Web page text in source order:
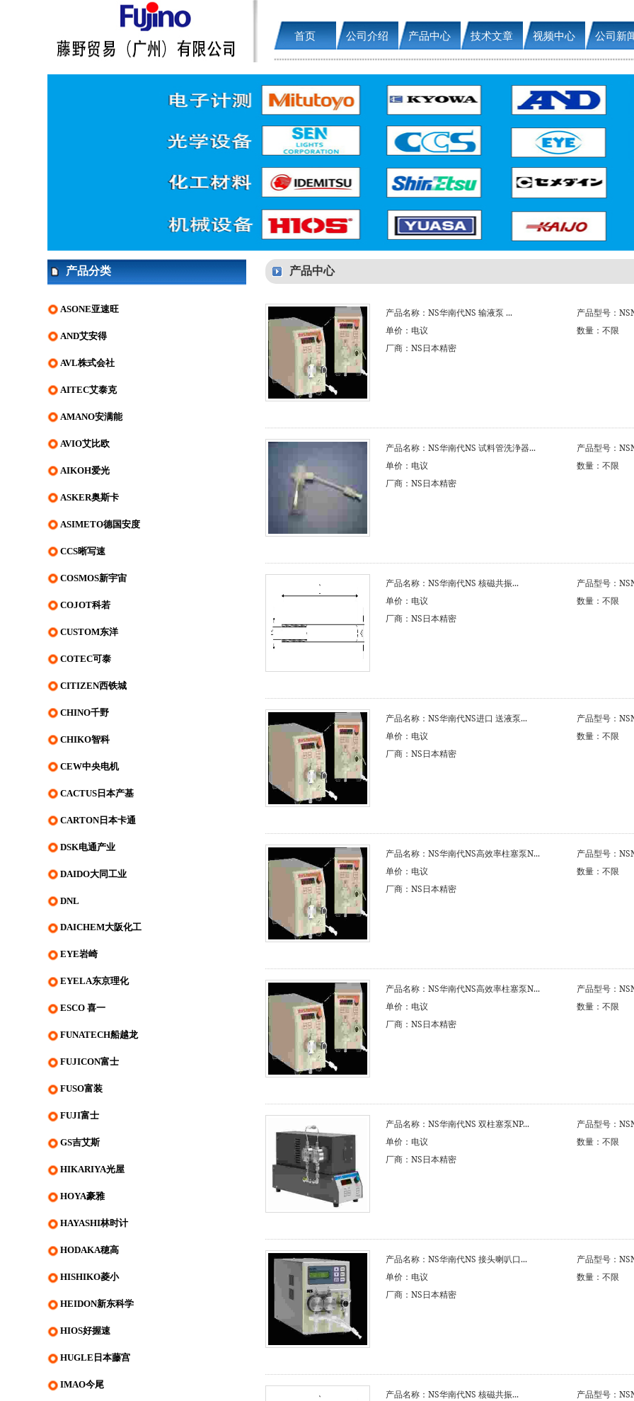
首页 公司介绍 产品中心 技术文章 视频中心 公司新
产品分类
ASONE亚速旺
AND艾安得
AVL株式会社
AITEC艾泰克
AMANO安满能
AVIO艾比欧
AIKOH爱光
ASKER奥斯卡
ASIMETO德国安度
CCS晰写速
COSMOS新宇宙
COJOT科若
CUSTOM东洋
COTEC可泰
CITIZEN西铁城
CHINO千野
CHIKO智科
CEW中央电机
CACTUS日本产基
CARTON日本卡通
DSK电通产业
DAIDO大同工业
DNL
DAICHEM大阪化工
EYE岩崎
EYELA东京理化
ESCO 喜一
FUNATECH船越龙
FUJICON富士
FUSO富装
FUJI富士
GS吉艾斯
HIKARIYA光屋
HOYA豪雅
HAYASHI林时计
HODAKA穂高
HISHIKO菱小
HEIDON新东科学
HIOS好握速
HUGLE日本藤宫
IMAO今尾
产品中心
产品名称：NS华南代NS 输液泵 ...
单价：电议
厂商：NS日本精密
产品型号：
数量：不限
产品名称：NS华南代NS 试料管洗浄器...
单价：电议
厂商：NS日本精密
产品型号：
数量：不限
产品名称：NS华南代NS 核磁共振...
单价：电议
厂商：NS日本精密
产品型号：
数量：不限
产品名称：NS华南代NS进口 送液泵...
单价：电议
厂商：NS日本精密
产品型号：
数量：不限
产品名称：NS华南代NS高效率柱塞泵N...
单价：电议
厂商：NS日本精密
产品型号：
数量：不限
产品名称：NS华南代NS高效率柱塞泵N...
单价：电议
厂商：NS日本精密
产品型号：
数量：不限
产品名称：NS华南代NS 双柱塞泵NP...
单价：电议
厂商：NS日本精密
产品型号：
数量：不限
产品名称：NS华南代NS 接头喇叭口...
单价：电议
厂商：NS日本精密
产品型号：
数量：不限
产品名称：NS华南代NS 核磁共振...
产品型号：